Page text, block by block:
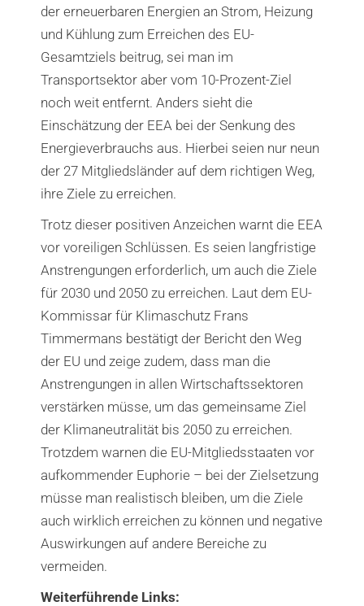
der erneuerbaren Energien an Strom, Heizung
und Kühlung zum Erreichen des EU-
Gesamtziels beitrug, sei man im
Transportsektor aber vom 10-Prozent-Ziel
noch weit entfernt. Anders sieht die
Einschätzung der EEA bei der Senkung des
Energieverbrauchs aus. Hierbei seien nur neun
der 27 Mitgliedsländer auf dem richtigen Weg,
ihre Ziele zu erreichen.
Trotz dieser positiven Anzeichen warnt die EEA
vor voreiligen Schlüssen. Es seien langfristige
Anstrengungen erforderlich, um auch die Ziele
für 2030 und 2050 zu erreichen. Laut dem EU-
Kommissar für Klimaschutz Frans
Timmermans bestätigt der Bericht den Weg
der EU und zeige zudem, dass man die
Anstrengungen in allen Wirtschaftssektoren
verstärken müsse, um das gemeinsame Ziel
der Klimaneutralität bis 2050 zu erreichen.
Trotzdem warnen die EU-Mitgliedsstaaten vor
aufkommender Euphorie – bei der Zielsetzung
müsse man realistisch bleiben, um die Ziele
auch wirklich erreichen zu können und negative
Auswirkungen auf andere Bereiche zu
vermeiden.
Weiterführende Links: